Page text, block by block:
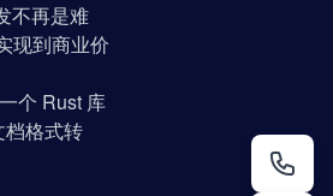
不再是难
现到商业价
个 Rust 库
档格式转